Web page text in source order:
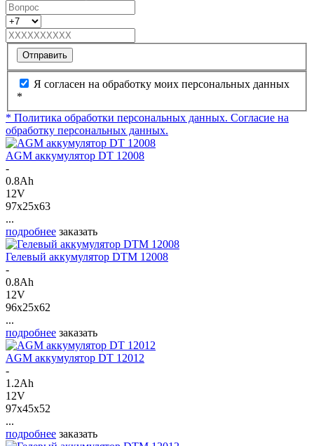
Отправить
Я согласен на обработку моих персональных данных
*
* Политика обработки персональных данных. Согласие на
обработку персональных данных.
AGM аккумулятор DT 12008
-
0.8Ah
12V
97x25x63
...
подробнее заказать
Гелевый аккумулятор DTM 12008
-
0.8Ah
12V
96x25x62
...
подробнее заказать
AGM аккумулятор DT 12012
-
1.2Ah
12V
97x45x52
...
подробнее заказать